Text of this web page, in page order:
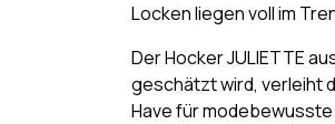
Locken liegen voll im
Der Hocker JULIETTE
geschätzt wird, verleiht
Have für